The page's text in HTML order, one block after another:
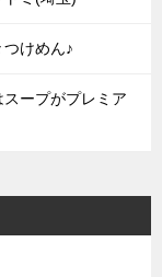
けめん♪
ープがプレミア